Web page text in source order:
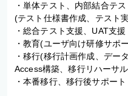
・単体テスト、内部結合テス
(テスト仕様書作成、テスト
・総合テスト支援、UAT支援
・教育(ユーザ向け研修サポ
・移行(移行計画作成、デー
Access構築、移行リハーサ
・本番移行、移行後サポート